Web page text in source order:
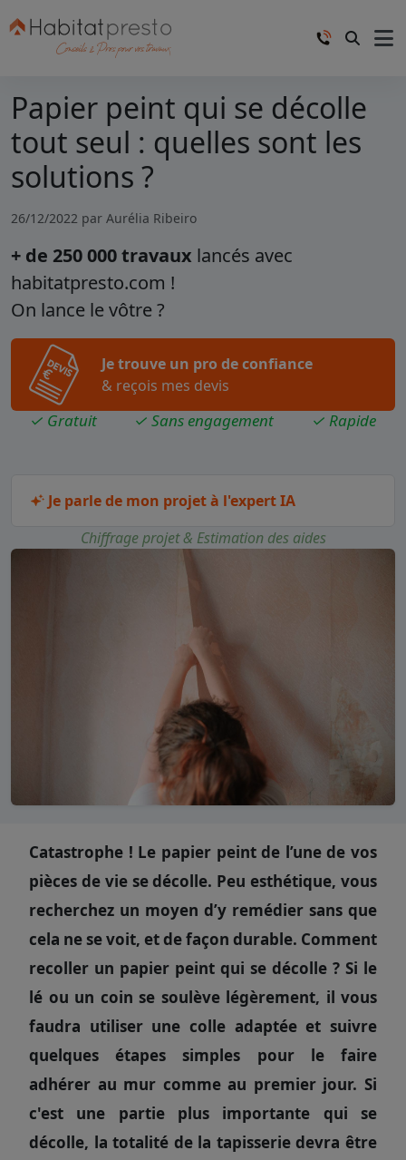
Papier peint qui se décolle
tout seul : quelles sont les
solutions ?
26/12/2022 par Aurélia Ribeiro
+ de 250 000 travaux lancés avec
habitatpresto.com !
On lance le vôtre ?
Je trouve un pro de confiance
& reçois mes devis
✓ Gratuit ✓ Sans engagement ✓ Rapide
Je parle de mon projet à l'expert IA
Chiffrage projet & Estimation des aides
Catastrophe ! Le papier peint de l’une de vos
pièces de vie se décolle. Peu esthétique, vous
recherchez un moyen d’y remédier sans que
cela ne se voit, et de façon durable. Comment
recoller un papier peint qui se décolle ? Si le
lé ou un coin se soulève légèrement, il vous
faudra utiliser une colle adaptée et suivre
quelques étapes simples pour le faire
adhérer au mur comme au premier jour. Si
c'est une partie plus importante qui se
décolle, la totalité de la tapisserie devra être